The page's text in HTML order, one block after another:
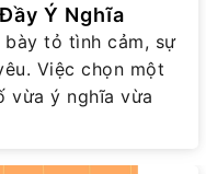
Ý Nghĩa
tỏ tình cảm, sự
Việc chọn một
vừa ý nghĩa vừa